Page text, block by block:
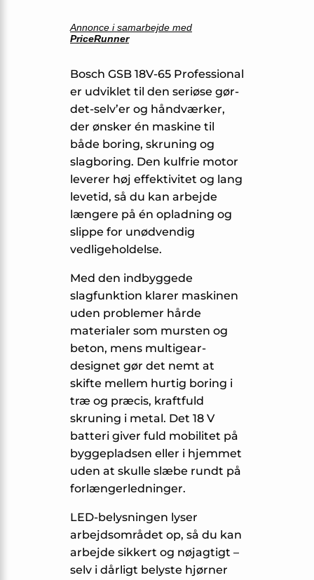
Annonce i samarbejde med
PriceRunner
Bosch GSB 18V-65 Professional
er udviklet til den seriøse gør-
det-selv’er og håndværker,
der ønsker én maskine til
både boring, skruning og
slagboring. Den kulfrie motor
leverer høj effektivitet og lang
levetid, så du kan arbejde
længere på én opladning og
slippe for unødvendig
vedligeholdelse.
Med den indbyggede
slagfunktion klarer maskinen
uden problemer hårde
materialer som mursten og
beton, mens multigear-
designet gør det nemt at
skifte mellem hurtig boring i
træ og præcis, kraftfuld
skruning i metal. Det 18 V
batteri giver fuld mobilitet på
byggepladsen eller i hjemmet
uden at skulle slæbe rundt på
forlængerledninger.
LED-belysningen lyser
arbejdsområdet op, så du kan
arbejde sikkert og nøjagtigt –
selv i dårligt belyste hjørner